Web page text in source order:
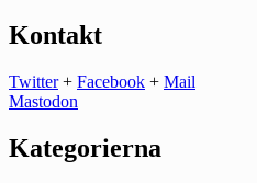
efter:
Kontakt
Twitter+ Facebook + Mail
Mastodon
Kategorierna